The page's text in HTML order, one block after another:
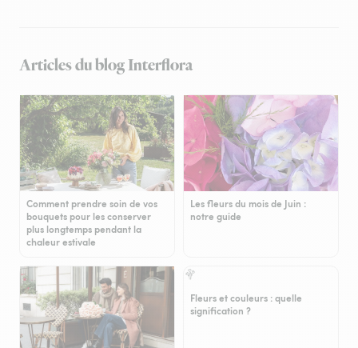
Articles du blog Interflora
Comment prendre soin de vos
bouquets pour les conserver
plus longtemps pendant la
chaleur estivale
Les fleurs du mois de Juin :
notre guide
Fleurs et couleurs : quelle
signification ?